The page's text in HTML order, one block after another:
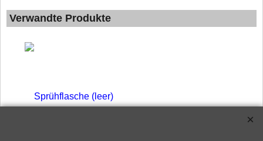
Verwandte Produkte